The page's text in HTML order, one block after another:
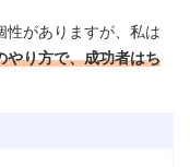
性がありますが、私は
やり方で、成功者はち